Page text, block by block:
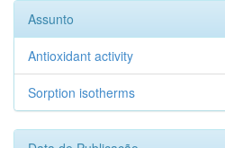
Assunto
Antioxidant activity
Sorption isotherms